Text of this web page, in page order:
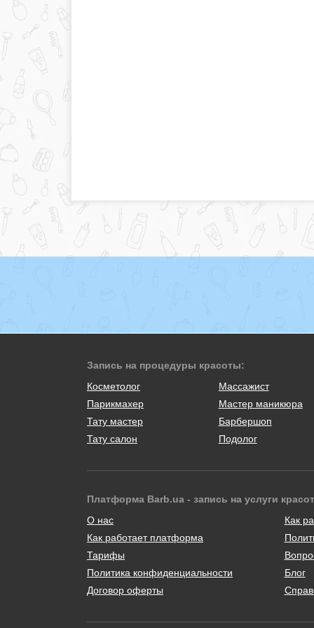
Запись на процедуры красоты:
Косметолог
Массажист
Парикмахер
Мастер маникюра
Тату мастер
Барбершоп
Тату салон
Подолог
Платформа Barb.ua - запись на услуги
О нас
Как работает платформа
Тарифы
Политика конфиденциальности
Договор оферты
Как
Блог